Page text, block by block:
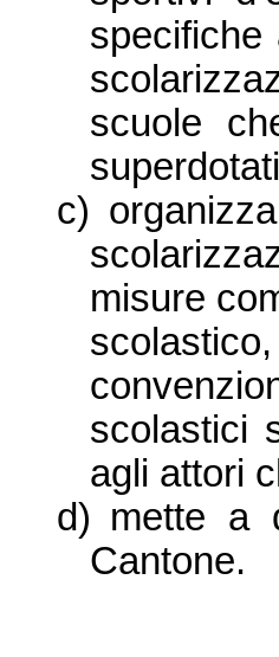
scuole
c)
misure
scolastici
agli attori
d) mette a
Cantone.